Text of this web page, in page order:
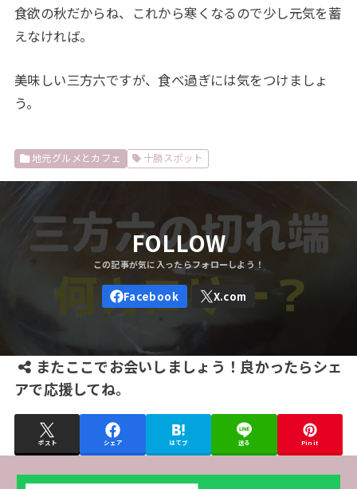
食欲の秋だからね、これから寒くなるので少し元気を蓄
えなければ。
美味しい三方六ですが、食べ過ぎには気をつけましょ
う。
地元グルメとカフェ 十勝スポット
FOLLOW
またここでお会いしましょう！良かったらシェ
アで応援してね。
ポスト シェア はてブ 送る Pin it